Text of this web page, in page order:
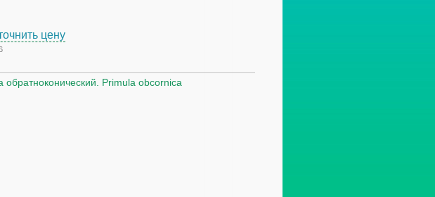
цену
обратноконический. Primula obcornica